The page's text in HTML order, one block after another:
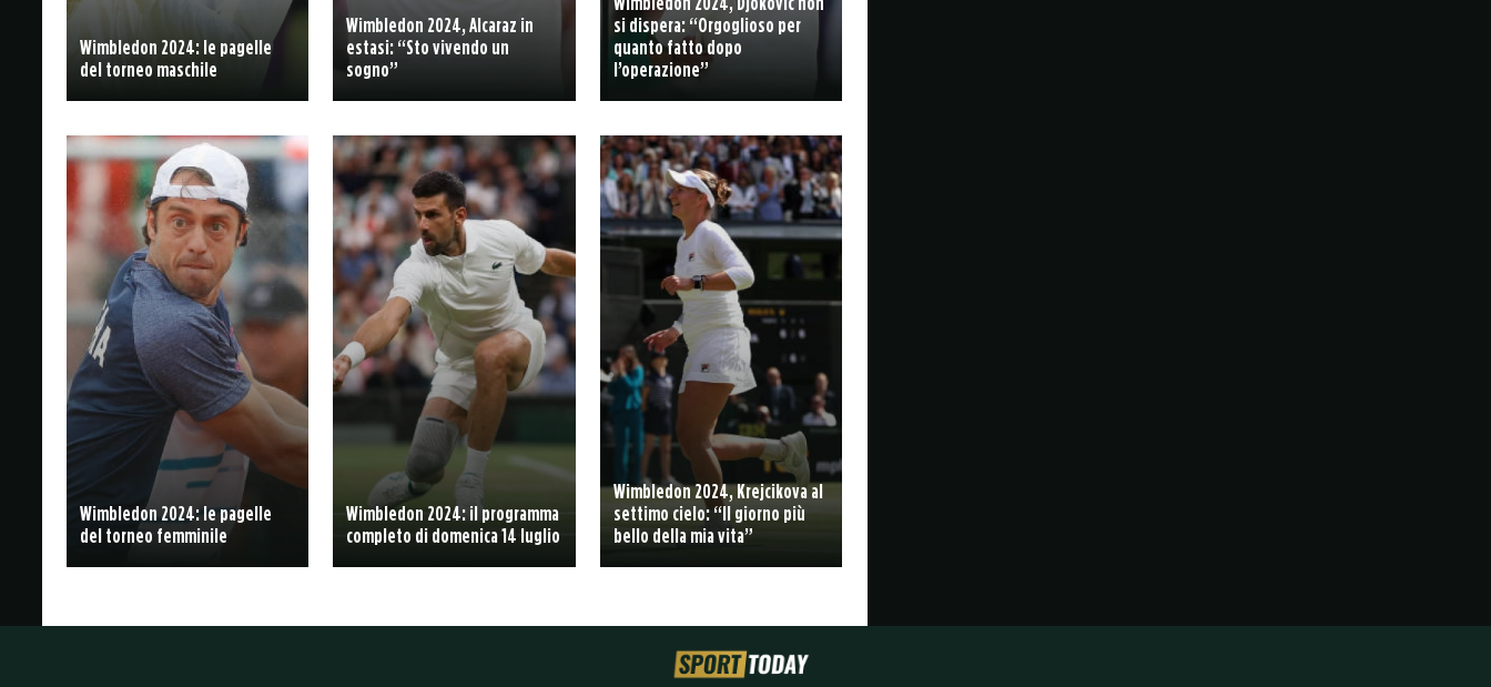
Wimbledon 2024: le pagelle
del torneo maschile
Wimbledon 2024, Alcaraz in
estasi: “Sto vivendo un
sogno”
si dispera: “Orgoglioso per
quanto fatto dopo
l’operazione”
Wimbledon 2024: le pagelle
del torneo femminile
Wimbledon 2024: il programma
completo di domenica 14 luglio
Wimbledon 2024, Krejcikova al
settimo cielo: “Il giorno più
bello della mia vita”